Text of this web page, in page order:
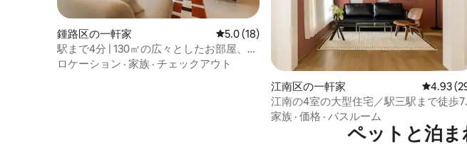
鍾路区の一軒家 レビュー18件、5つ星中5.0つ星の平均評価
5.0 (18)
駅まで4分 | 130㎡の広々としたお部屋、エ
レベーター| 家族全員で | DDP・景福宮・
ロケーション · 家族 · チェックアウト
江南区の一軒家 レビュー
4.93
江南の4室の大型住宅／駅三駅まで徒歩7
分／緑豊かな庭・テラス／無料駐車場／
コエックス／BM4
家族 · 価格 · バスルーム
ペットと泊